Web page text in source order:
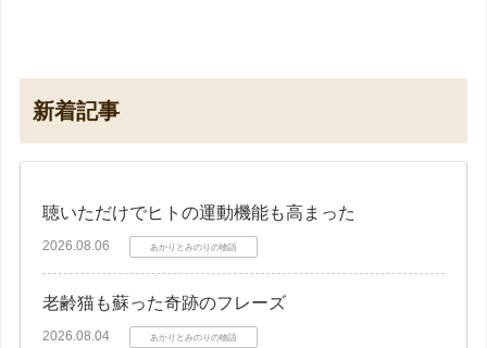
新着記事
聴いただけでヒトの運動機能も高まった
2026.08.06 あかりとみのりの物語
老齢猫も蘇った奇跡のフレーズ
2026.08.04 あかりとみのりの物語